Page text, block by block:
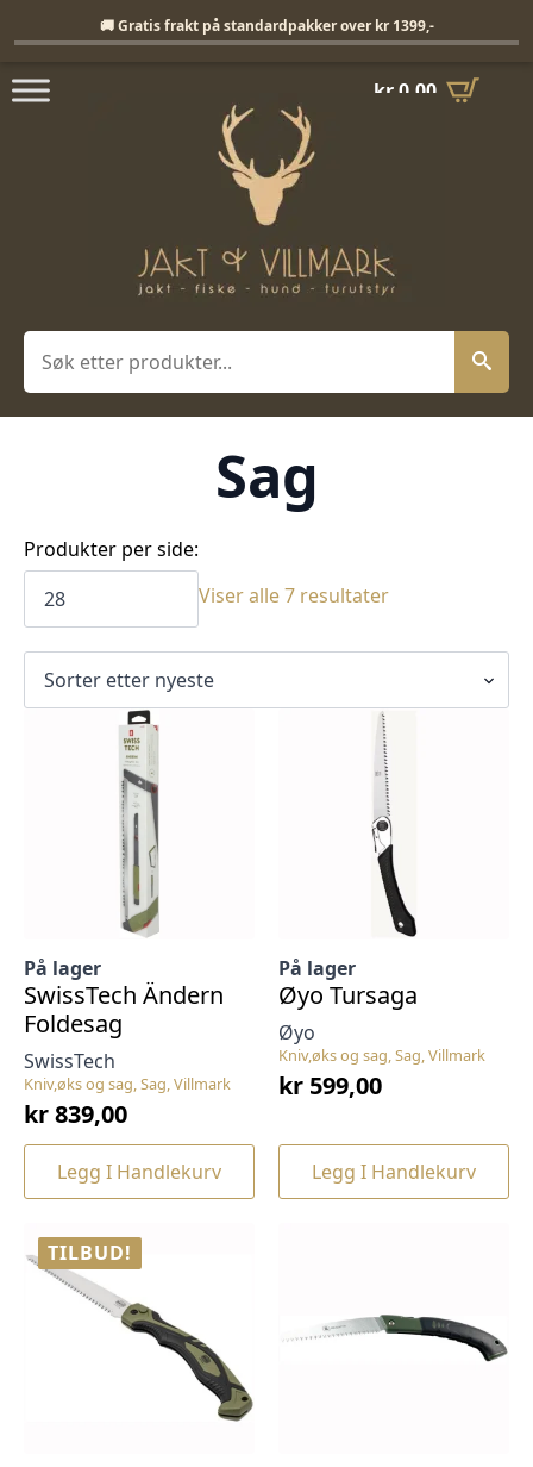
kr0,00
Søk
Sag
Produkter per side:
Viser alle 7 resultaterSortert
siste
Kniv,øks og sag, Sag, Villmark
SwissTech
På lager
SwissTech Ändern
Foldesag
kr839,00
Legg I Handlekurv
Kniv,øks og sag, Sag, Villmark
Øyo
På lager
Øyo Tursaga
kr 599,00
Legg I Handlekurv
TILBUD!
🚚 Gratis frakt på standardpakker over kr 1399,-